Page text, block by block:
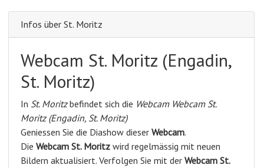
Infos über St. Moritz
Webcam St. Moritz (Engadin,
St. Moritz)
In St. Moritzbefindet sich die Webcam Webcam St.
Moritz (Engadin, St. Moritz)
Geniessen Sie die Diashow dieser Webcam.
Die Webcam St. Moritz wird regelmässig mit neuen
Bildern aktualisiert. Verfolgen Sie mit der Webcam St.